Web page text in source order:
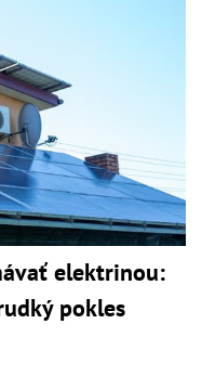
elektrinou:
pokles